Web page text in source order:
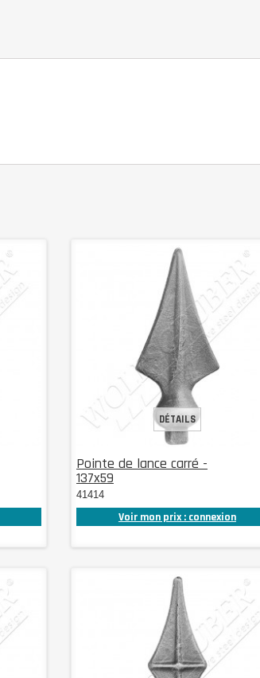
Pointe de lance carré -
137x59
41414
Voir mon prix : connexion
DÉTAILS